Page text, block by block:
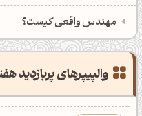
مهندس واقعی کیست؟
والپیپرهای پربازدید